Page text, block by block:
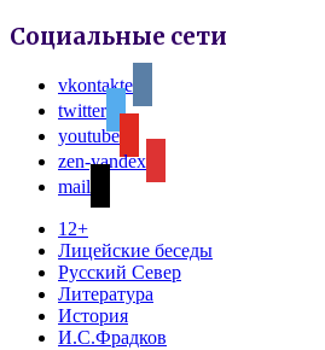
Социальные сети
vkontakte
twitter
youtube
zen-yandex
mail
12+
Лицейские беседы
Русский Север
Литература
История
И.С.Фрадков